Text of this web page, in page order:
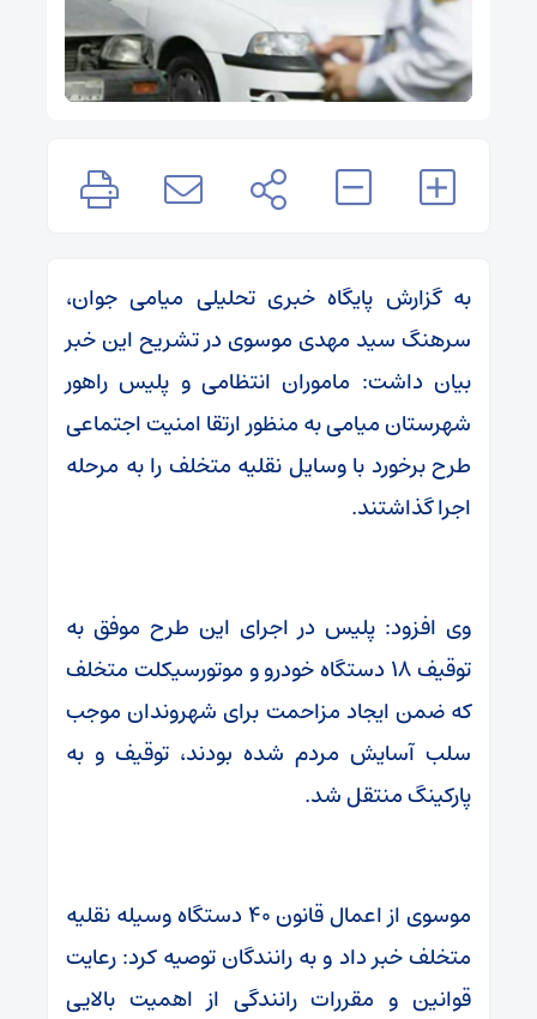
به گزارش پایگاه خبری تحلیلی میامی جوان،
سرهنگ سید مهدی موسوی در تشریح این خبر
بیان داشت: ماموران انتظامی و پلیس راهور
شهرستان میامی به منظور ارتقا امنیت اجتماعی
طرح برخورد با وسایل نقلیه متخلف را به مرحله
اجرا گذاشتند.
وی افزود: پلیس در اجرای این طرح موفق به
توقیف ۱۸ دستگاه خودرو و موتورسیکلت متخلف
که ضمن ایجاد مزاحمت برای شهروندان موجب
سلب آسایش مردم شده بودند، توقیف و به
پارکینگ منتقل شد.
موسوی از اعمال قانون ۴۰ دستگاه وسیله نقلیه
متخلف خبر داد و به رانندگان توصیه کرد: رعایت
قوانین و مقررات رانندگی از اهمیت بالایی